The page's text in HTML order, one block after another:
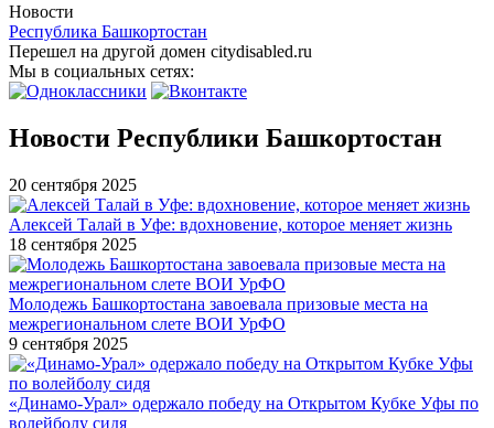
Новости
Республика Башкортостан
Перешел на другой домен citydisabled.ru
Мы в социальных сетях:
Новости Республики Башкортостан
20 сентября 2025
Алексей Талай в Уфе: вдохновение, которое меняет жизнь
18 сентября 2025
Молодежь Башкортостана завоевала призовые места на
межрегиональном слете ВОИ УрФО
9 сентября 2025
«Динамо-Урал» одержало победу на Открытом Кубке Уфы по
волейболу сидя